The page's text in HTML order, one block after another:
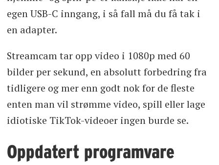
egen USB-C inngang, i så fall må du få tak i
en adapter.
Streamcam tar opp video i 1080p med 60
bilder per sekund, en absolutt forbedring fra
tidligere og mer enn godt nok for de fleste
enten man vil strømme video, spill eller lage
idiotiske TikTok-videoer ingen burde se.
Oppdatert programvare